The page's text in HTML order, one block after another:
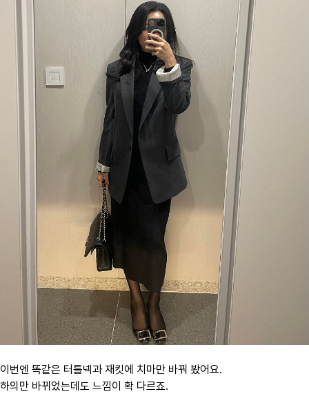
이번엔 똑같은 터틀넥과 재킷에 치마만 바꿔 봤어요.
하의만 바뀌었는데도 느낌이 확 다르죠.